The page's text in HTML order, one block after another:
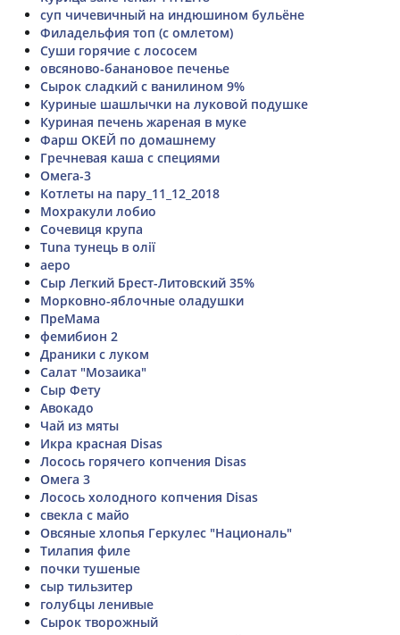
суп чичевичный на индюшином бульёне
Филадельфия топ (с омлетом)
Суши горячие с лососем
овсяново-банановое печенье
Сырок сладкий с ванилином 9%
Куриные шашлычки на луковой подушке
Куриная печень жареная в муке
Фарш ОКЕЙ по домашнему
Гречневая каша с специями
Омега-3
Котлеты на пару_11_12_2018
Мохракули лобио
Сочевиця крупа
Tuna тунець в олії
аеро
Сыр Легкий Брест-Литовский 35%
Морковно-яблочные оладушки
ПреМама
фемибион 2
Драники с луком
Салат "Мозаика"
Сыр Фету
Авокадо
Чай из мяты
Икра красная Disas
Лосось горячего копчения Disas
Омега 3
Лосось холодного копчения Disas
свекла с майо
Овсяные хлопья Геркулес "Националь"
Тилапия филе
почки тушеные
сыр тильзитер
голубцы ленивые
Сырок творожный